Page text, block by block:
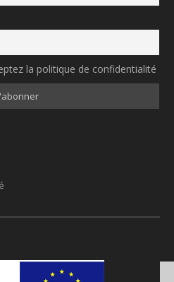
la politique de confidentialité